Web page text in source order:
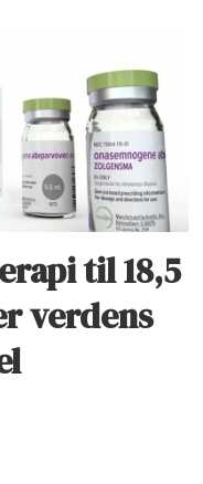
til 18,5
verdens